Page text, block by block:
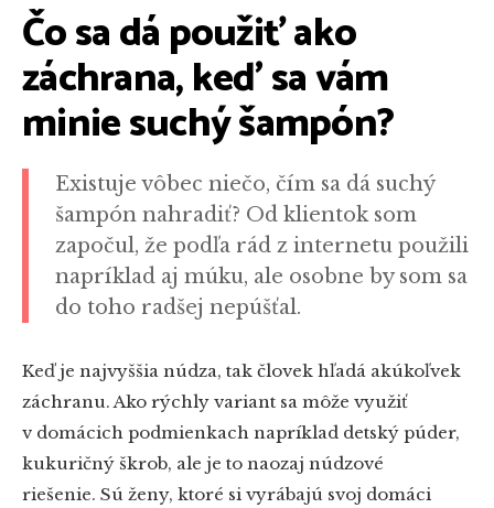
Čo sa dá použiť ako
záchrana, keď sa vám
minie suchý šampón?
Existuje vôbec niečo, čím sa dá suchý
šampón nahradiť? Od klientok som
započul, že podľa rád z internetu použili
napríklad aj múku, ale osobne by som sa
do toho radšej nepúšťal.
Keď je najvyššia núdza, tak človek hľadá akúkoľvek
záchranu. Ako rýchly variant sa môže využiť
v domácich podmienkach napríklad detský púder,
kukuričný škrob, ale je to naozaj núdzové
riešenie. Sú ženy, ktoré si vyrábajú svoj domáci